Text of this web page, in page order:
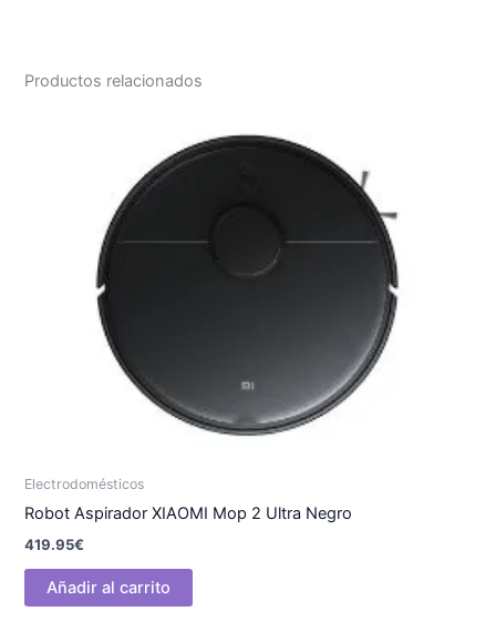
Productos relacionados
Electrodomésticos
Robot Aspirador XIAOMI Mop 2 Ultra Negro
419.95€
Añadir al carrito